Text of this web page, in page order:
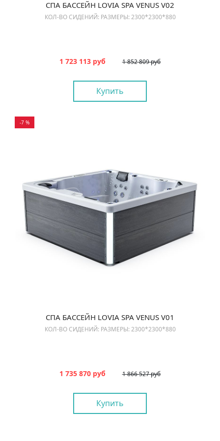
СПА БАССЕЙН LOVIA SPA VENUS V02
КОЛ-ВО СИДЕНИЙ: РАЗМЕРЫ: 2300*2300*880
1 852 809 руб
1 723 113 руб
Купить
-7 %
СПА БАССЕЙН LOVIA SPA VENUS V01
КОЛ-ВО СИДЕНИЙ: РАЗМЕРЫ: 2300*2300*880
1 866 527 руб
1 735 870 руб
Купить